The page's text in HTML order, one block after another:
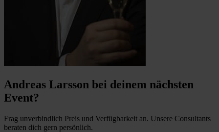
Andreas Larsson bei deinem nächsten
Event?
Frag unverbindlich Preis und Verfügbarkeit an. Unsere Consultants
beraten dich gern persönlich.